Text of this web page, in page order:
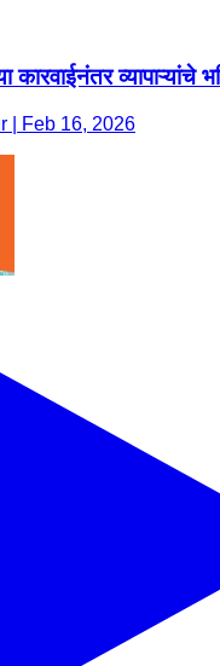
व्यापाऱ्यांचे
| Feb 16, 2026